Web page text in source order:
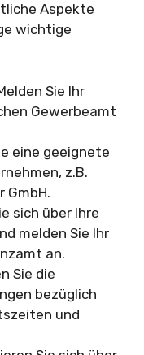
Aspekte
wichtige
Sie Ihr
Gewerbeamt
eine geeignete
z.B.
GmbH.
sich über Ihre
melden Sie Ihr
an.
Sie die
bezüglich
und